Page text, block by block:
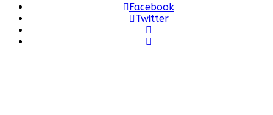
Facebook
Twitter